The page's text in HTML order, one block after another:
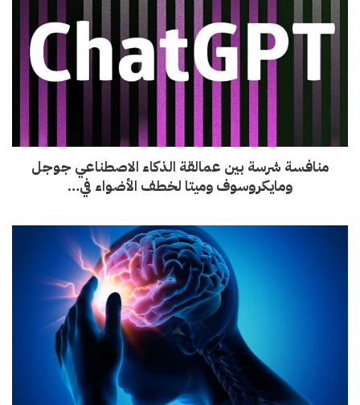
منافسة شرسة بين عمالقة الذكاء الاصطناعي جوجل
ومايكروسوف وميتا لخطف الأضواء في…